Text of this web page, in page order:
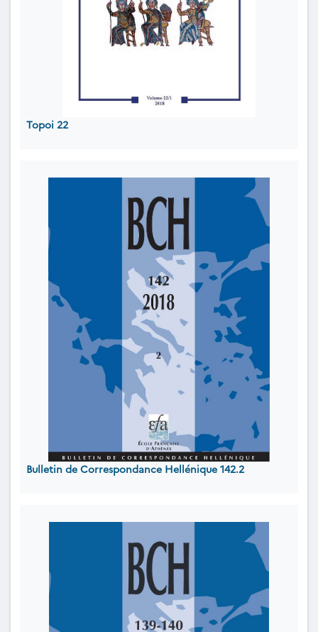
Topoi 22
Bulletin de Correspondance Hellénique 142.2